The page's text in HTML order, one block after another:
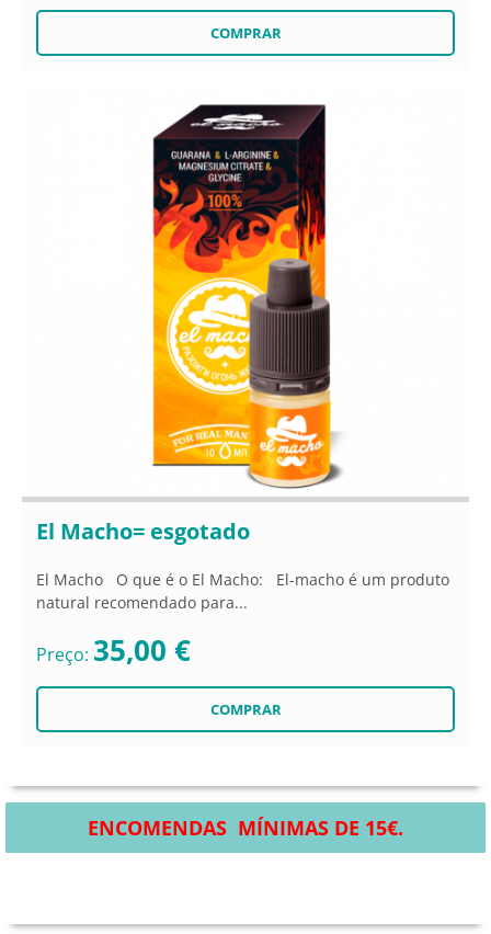
El Macho= esgotado
El Macho O que é o El Macho: El-macho é um produto
natural recomendado para...
Preço: 35,00 €
ENCOMENDAS MÍNIMAS DE 15€.